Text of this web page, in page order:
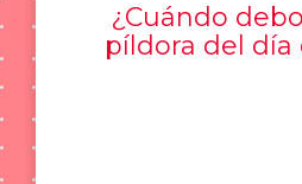
¿Cuándo
píldora del día